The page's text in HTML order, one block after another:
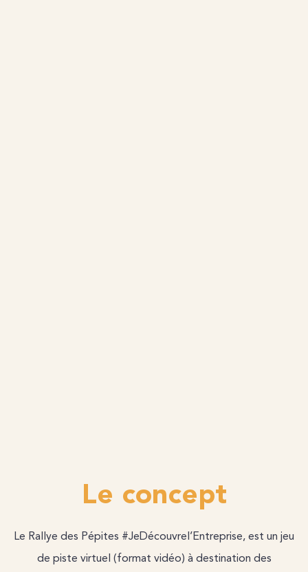
Le concept
Le Rallye des Pépites #JeDécouvrel’Entreprise, est un jeu
de piste virtuel (format vidéo) à destination des